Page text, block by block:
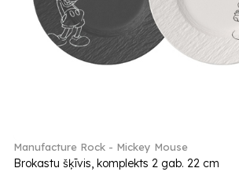
Manufacture Rock - Mickey Mouse
Brokastu šķīvis, komplekts 2 gab. 22 cm